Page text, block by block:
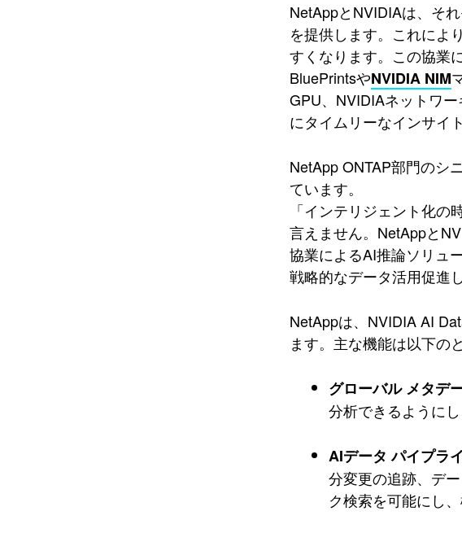
NetAppとNVIDIAは、そ
を提供します。これによ
すくなります。この協業
BluePrintsやNVIDIA NIM
GPU、NVIDIAネットワ
にタイムリーなインサイ
NetApp ONTAP部門のシ
ています。
「インテリジェント化
言えません。NetAppと
協業によるAI推論ソリュ
戦略的なデータ活用促進
NetAppは、NVIDIA AI
ます。主な機能は以下の
グローバル メタデ
分析できるように
AIデータ パイプラ
分変更の追跡、デ
ク検索を可能にし